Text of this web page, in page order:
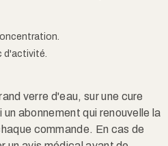
d'activité.
verre d'eau, sur une cure
abonnement qui renouvelle la
commande. En cas de